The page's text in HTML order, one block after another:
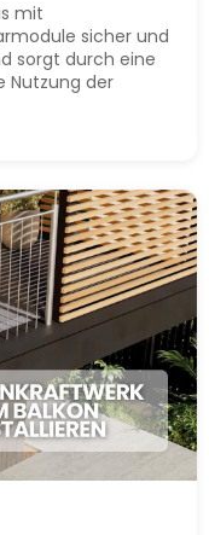
mit
sicher und
sorgt durch eine
Nutzung der